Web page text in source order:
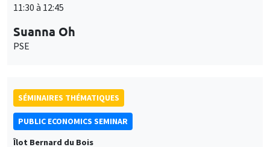
11:30 à 12:45
Suanna Oh
PSE
SÉMINAIRES THÉMATIQUES
PUBLIC ECONOMICS SEMINAR
Îlot Bernard du Bois